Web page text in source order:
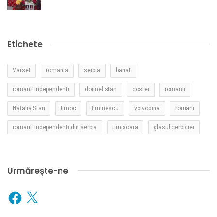
Etichete
Varset romania serbia banat
romanii independenti dorinel stan costei romanii
Natalia Stan timoc Eminescu voivodina romani
romanii independenti din serbia timisoara glasul cerbiciei
Urmărește-ne
Facebook
X